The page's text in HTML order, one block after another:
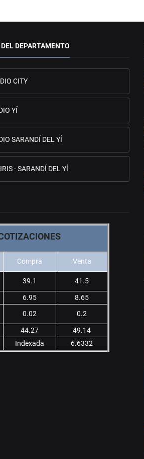
DEPARTAMENTO
CITY
YÍ
SARANDÍ DEL YÍ
- SARANDÍ DEL YÍ
Compra Venta
39.1 41.5
6.95
8.65
0.02
0.2
44.27
49.14
Indexada 6.6332